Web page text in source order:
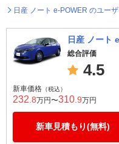
日産 ノート e-POWER のユー
日産 ノート
総合評価
4.5
新車価格 （税込）
232 .8万円〜310 .9万円
新車見積もり(無料)